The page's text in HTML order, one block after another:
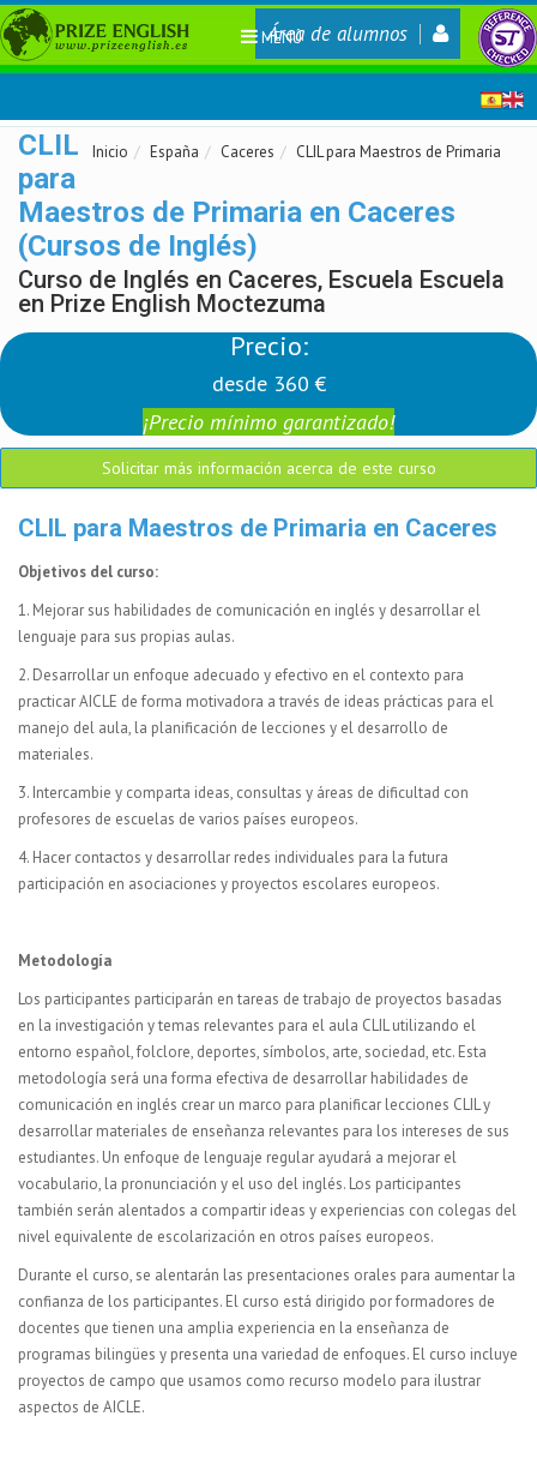
Área de alumnos
MENÚ
Inicio España Caceres CLIL para Maestros de Primaria
CLIL
para
Maestros de Primaria en Caceres
(Cursos de Inglés)
Curso de Inglés en Caceres, Escuela Escuela
en Prize English Moctezuma
Precio:
desde 360 €
¡Precio mínimo garantizado!
Solicitar más información acerca de este curso
CLIL para Maestros de Primaria en Caceres
Objetivos del curso:
1. Mejorar sus habilidades de comunicación en inglés y desarrollar el
lenguaje para sus propias aulas.
2. Desarrollar un enfoque adecuado y efectivo en el contexto para
practicar AICLE de forma motivadora a través de ideas prácticas para el
manejo del aula, la planificación de lecciones y el desarrollo de
materiales.
3. Intercambie y comparta ideas, consultas y áreas de dificultad con
profesores de escuelas de varios países europeos.
4. Hacer contactos y desarrollar redes individuales para la futura
participación en asociaciones y proyectos escolares europeos.
Metodología
Los participantes participarán en tareas de trabajo de proyectos basadas
en la investigación y temas relevantes para el aula CLIL utilizando el
entorno español, folclore, deportes, símbolos, arte, sociedad, etc. Esta
metodología será una forma efectiva de desarrollar habilidades de
comunicación en inglés crear un marco para planificar lecciones CLIL y
desarrollar materiales de enseñanza relevantes para los intereses de sus
estudiantes. Un enfoque de lenguaje regular ayudará a mejorar el
vocabulario, la pronunciación y el uso del inglés. Los participantes
también serán alentados a compartir ideas y experiencias con colegas del
nivel equivalente de escolarización en otros países europeos.
Durante el curso, se alentarán las presentaciones orales para aumentar la
confianza de los participantes. El curso está dirigido por formadores de
docentes que tienen una amplia experiencia en la enseñanza de
programas bilingües y presenta una variedad de enfoques. El curso incluye
proyectos de campo que usamos como recurso modelo para ilustrar
aspectos de AICLE.